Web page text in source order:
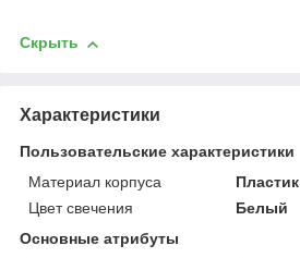
Скрыть
Характеристики
Пользовательские характеристики
Материал корпуса
Пластик
Цвет свечения
Белый
Основные атрибуты